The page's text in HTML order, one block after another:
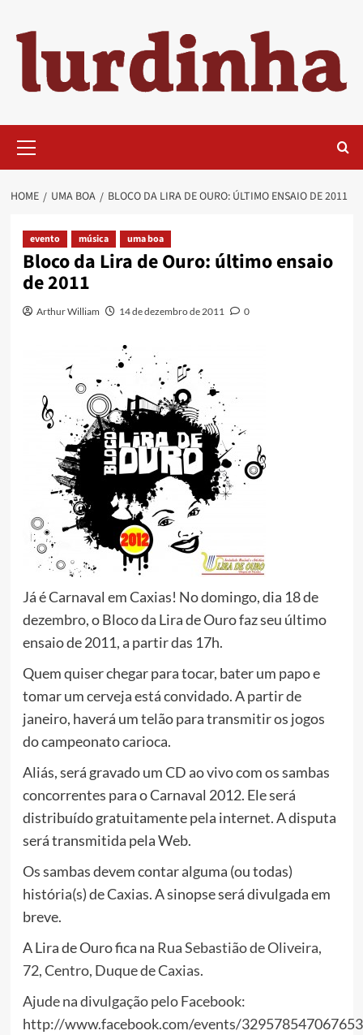
content
Menu
HOME UMA BOA BLOCO DA LIRA DE OURO: ÚLTIMO ENSAIO DE 2011
evento música uma boa
Bloco da Lira de Ouro: último ensaio
de 2011
Arthur William 14 de dezembro de 2011 0
Já é Carnaval em Caxias! No domingo, dia 18 de
dezembro, o Bloco da Lira de Ouro faz seu último
ensaio de 2011, a partir das 17h.
Quem quiser chegar para tocar, bater um papo e
tomar um cerveja está convidado. A partir de
janeiro, haverá um telão para transmitir os jogos
do campeonato carioca.
Aliás, será gravado um CD ao vivo com os sambas
concorrentes para o Carnaval 2012. Ele será
distribuído gratuitamente pela internet. A disputa
será transmitida pela Web.
Os sambas devem contar alguma (ou todas)
história(s) de Caxias. A sinopse será divulgada em
breve.
A Lira de Ouro fica na Rua Sebastião de Oliveira,
72, Centro, Duque de Caxias.
Ajude na divulgação pelo Facebook:
http://www.facebook.com/events/